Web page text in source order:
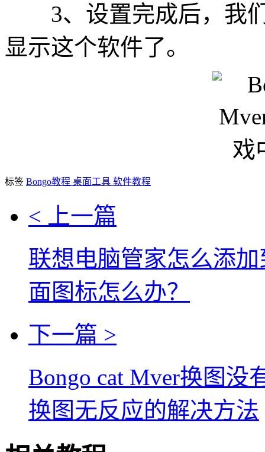
3、设置完成后，我们
显示这个软件了。
标签 Bongo教程 桌面工具 软件教程
< 上一篇
联想电脑管家怎么添
面图标怎么办？
下一篇 >
Bongo cat Mver换图没
换图无反应的解决方法